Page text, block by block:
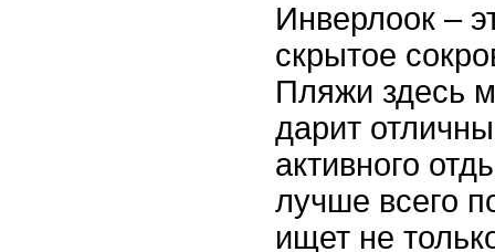
Инверлоок –
скрытое
Пляжи здесь
дарит
активного
лучше всего
ищет не